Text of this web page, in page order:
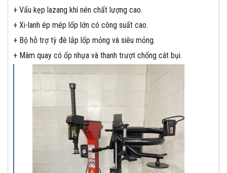
+ Vấu kẹp lazang khí nén chất lượng cao.
+ Xi-lanh ép mép lốp lớn có công suất cao.
+ Bộ hỗ trợ tỳ đè lắp lốp mỏng và siêu mỏng.
+ Mâm quay có ốp nhựa và thanh trượt chống cát bụi.